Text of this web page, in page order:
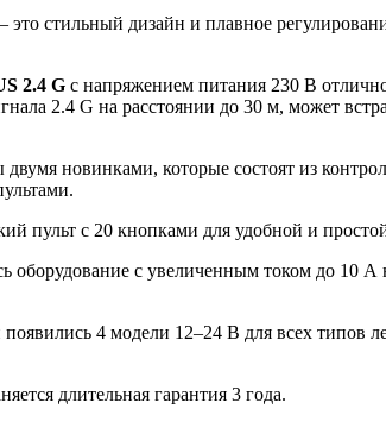
это стильный дизайн и плавное
2.4 G с напряжением питания 230 В
2.4 G на расстоянии до 30 м, может
двумя новинками, которые состоят из
пульт с 20 кнопками для удобной и
оборудование с увеличенным током до 10
4 модели 12–24 В для всех
длительная гарантия 3 года.